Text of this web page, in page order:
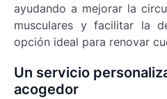
ayudando a mejorar la
musculares y facilitar la
opción ideal para renovar
Un servicio
acogedor